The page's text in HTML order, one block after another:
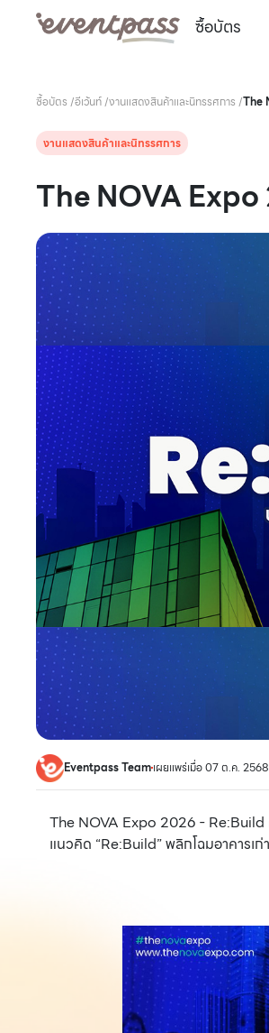
ซื้อบัตร
ซื้อบัตร /อีเว้นท์/งานแสดงสินค้าและนิทรรศการ /The
งานแสดงสินค้าและนิทรรศการ
The NOVA
Eventpass Teamเผยแพร่เมื่อ 07 ต.ค. 2568
The NOVA Expo 2026 -
แนวคิด “Re:Build” พลิกโฉมอาคารเก่